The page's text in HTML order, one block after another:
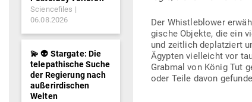
Der Whist­le­b­lower
gische Objekte, die ein
und zeitlich deplat­ziert
Ägypten viel­leicht vor
Grabmal von König Tut
oder Teile davon
Sciencefiles
06.08.2026
💫 👽 Stargate: Die
telepathische Suche
der Regierung nach
außerirdischen
Welten